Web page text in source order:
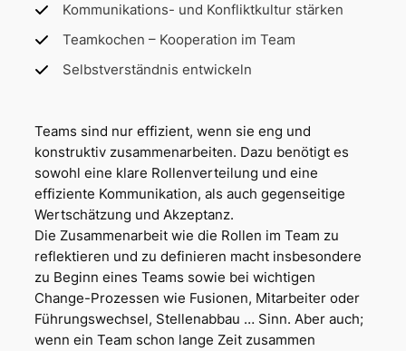
Kommunikations- und Konfliktkultur stärken
Teamkochen – Kooperation im Team
Selbstverständnis entwickeln
Teams sind nur effizient, wenn sie eng und
konstruktiv zusammenarbeiten. Dazu benötigt es
sowohl eine klare Rollenverteilung und eine
effiziente Kommunikation, als auch gegenseitige
Wertschätzung und Akzeptanz.
Die Zusammenarbeit wie die Rollen im Team zu
reflektieren und zu definieren macht insbesondere
zu Beginn eines Teams sowie bei wichtigen
Change-Prozessen wie Fusionen, Mitarbeiter oder
Führungswechsel, Stellenabbau … Sinn. Aber auch;
wenn ein Team schon lange Zeit zusammen